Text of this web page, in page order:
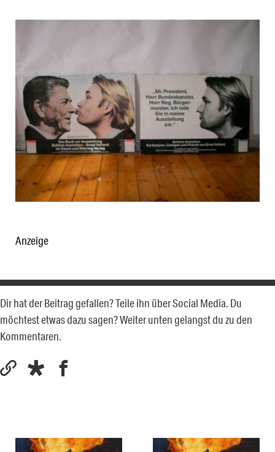
Anzeige
Dir hat der Beitrag gefallen? Teile ihn über Social Media. Du
möchtest etwas dazu sagen? Weiter unten gelangst du zu den
Kommentaren.